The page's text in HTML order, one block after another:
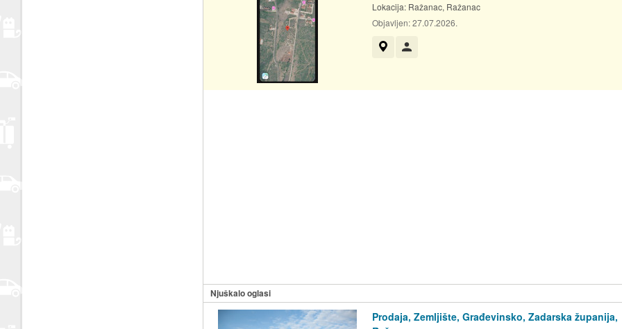
Lokacija: Ražanac, Ražanac
Objavljen:27.07.2026.
Njuškalo oglasi
Prodaja, Zemljište, Građevinsko, Zadarska županija,